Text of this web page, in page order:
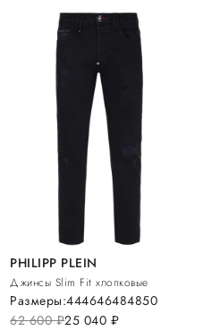
PHILIPP PLEIN
Джинсы Slim Fit хлопковые
62 600руб.25 040 руб.
Размеры:444646484850